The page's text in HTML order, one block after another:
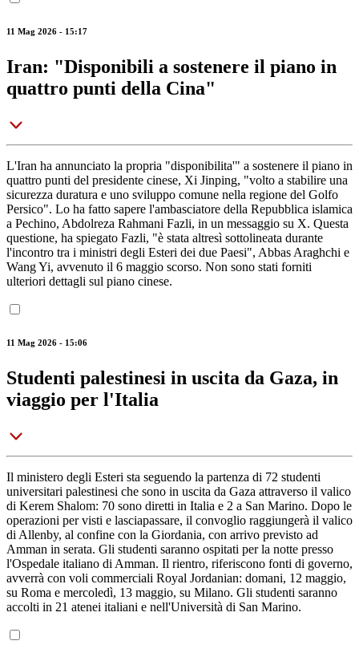
11 Mag 2026 - 15:17
Iran: "Disponibili a sostenere il piano in
quattro punti della Cina"
L'Iran ha annunciato la propria "disponibilita'" a sostenere il piano in
quattro punti del presidente cinese, Xi Jinping, "volto a stabilire una
sicurezza duratura e uno sviluppo comune nella regione del Golfo
Persico". Lo ha fatto sapere l'ambasciatore della Repubblica islamica
a Pechino, Abdolreza Rahmani Fazli, in un messaggio su X. Questa
questione, ha spiegato Fazli, "è stata altresì sottolineata durante
l'incontro tra i ministri degli Esteri dei due Paesi", Abbas Araghchi e
Wang Yi, avvenuto il 6 maggio scorso. Non sono stati forniti
ulteriori dettagli sul piano cinese.
11 Mag 2026 - 15:06
Studenti palestinesi in uscita da Gaza, in
viaggio per l'Italia
Il ministero degli Esteri sta seguendo la partenza di 72 studenti
universitari palestinesi che sono in uscita da Gaza attraverso il valico
di Kerem Shalom: 70 sono diretti in Italia e 2 a San Marino. Dopo le
operazioni per visti e lasciapassare, il convoglio raggiungerà il valico
di Allenby, al confine con la Giordania, con arrivo previsto ad
Amman in serata. Gli studenti saranno ospitati per la notte presso
l'Ospedale italiano di Amman. Il rientro, riferiscono fonti di governo,
avverrà con voli commerciali Royal Jordanian: domani, 12 maggio,
su Roma e mercoledì, 13 maggio, su Milano. Gli studenti saranno
accolti in 21 atenei italiani e nell'Università di San Marino.